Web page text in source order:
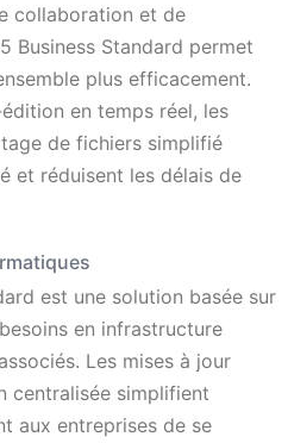
collaboration et de
Business Standard permet
plus efficacement.
en temps réel, les
de fichiers simplifié
et réduisent les délais de
est une solution basée sur
en infrastructure
Les mises à jour
centralisée simplifient
aux entreprises de se